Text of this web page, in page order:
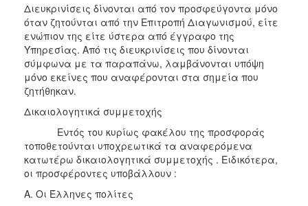
Διευκρινίσεις δίνονται από τον προσφεύγοντα μόνο
όταν ζητούνται από την Επιτροπή Διαγωνισμού, είτε
ενώπιον της είτε ύστερα από έγγραφο της
Υπηρεσίας. Από τις διευκρινίσεις που δίνονται
σύμφωνα με τα παραπάνω, λαμβάνονται υπόψη
μόνο εκείνες που αναφέρονται στα σημεία που
ζητήθηκαν.
Δικαιολογητικά συμμετοχής
Εντός του κυρίως φακέλου της προσφοράς
τοποθετούνται υποχρεωτικά τα αναφερόμενα
κατωτέρω δικαιολογητικά συμμετοχής . Ειδικότερα,
οι προσφέροντες υποβάλλουν :
Α. Οι Έλληνες πολίτες